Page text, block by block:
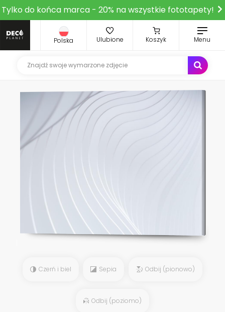
Tylko do końca marca - 20% na wszystkie fototapety!
Polska Ulubione Koszyk Menu
Czerń i biel Sepia Odbij (pionowo)
Odbij (poziomo)